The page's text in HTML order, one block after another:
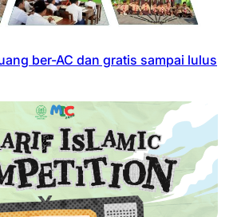
ber-AC dan gratis sampai lulus